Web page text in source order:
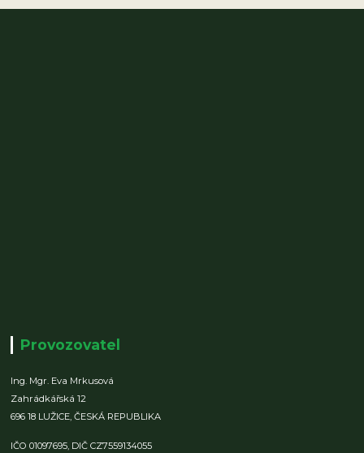
Provozovatel
Ing. Mgr. Eva Mrkusová
Zahrádkářská 12
696 18 LUŽICE,ČESKÁ REPUBLIKA
IČO 01097695, DIČ CZ7559134055